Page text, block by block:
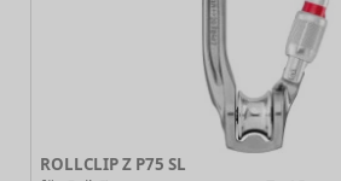
ROLLCLIP Z P75 SL